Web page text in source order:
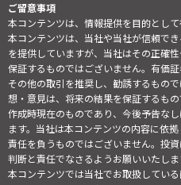
ご留意事項
本コンテンツは、情報提供を目的として
本コンテンツは、当社や当社が信頼で
を提供していますが、当社はその正確
保証するものではございません。有価
その他の取引を推奨し、勧誘するもの
想・意見は、将来の結果を保証するも
作成時現在のものであり、今後予告な
ます。当社は本コンテンツの内容に依
責任を負うものではございません。投
判断と責任でなさるようお願いいたしま
本コンテンツでは当社でお取扱してい